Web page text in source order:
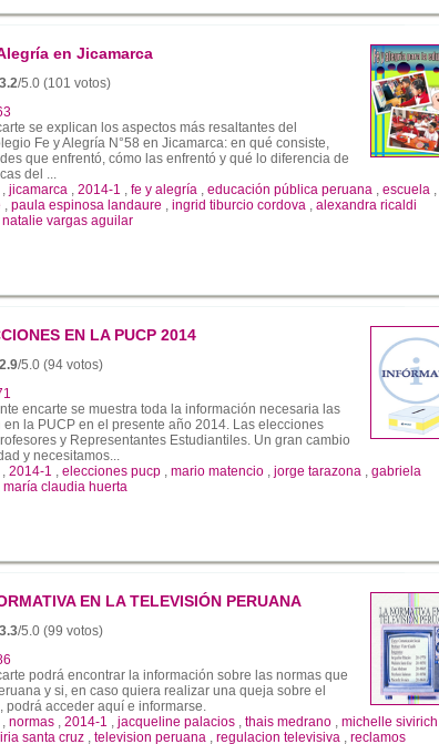
en Jicamarca
/5.0 (101 votos)
se explican los aspectos más resaltantes del
Fe y Alegría N°58 en Jicamarca: en qué consiste,
que enfrentó, cómo las enfrentó y qué lo diferencia de
del ...
, jicamarca , 2014-1 , fe y alegría , educación pública peruana , escuela ,
, paula espinosa landaure , ingrid tiburcio cordova , alexandra ricaldi
natalie vargas aguilar
EN LA PUCP 2014
/5.0 (94 votos)
encarte se muestra toda la información necesaria las
la PUCP en el presente año 2014. Las elecciones
y Representantes Estudiantiles. Un gran cambio
y necesitamos...
, 2014-1 , elecciones pucp , mario matencio , jorge tarazona , gabriela
maría claudia huerta
EN LA TELEVISIÓN PERUANA
/5.0 (99 votos)
podrá encontrar la información sobre las normas que
y si, en caso quiera realizar una queja sobre el
podrá acceder aquí e informarse.
, normas , 2014-1 , jacqueline palacios , thais medrano , michelle sivirich
santa cruz , television peruana , regulacion televisiva , reclamos